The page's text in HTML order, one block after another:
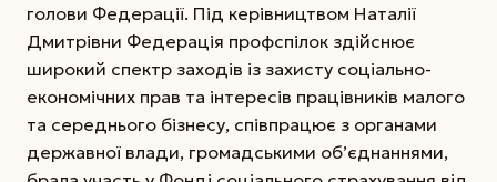
голови Федерації. Під керівництвом Наталії
Дмитрівни Федерація профспілок здійснює
широкий спектр заходів із захисту соціально-
економічних прав та інтересів працівників малого
та середнього бізнесу, співпрацює з органами
державної влади, громадськими об’єднаннями,